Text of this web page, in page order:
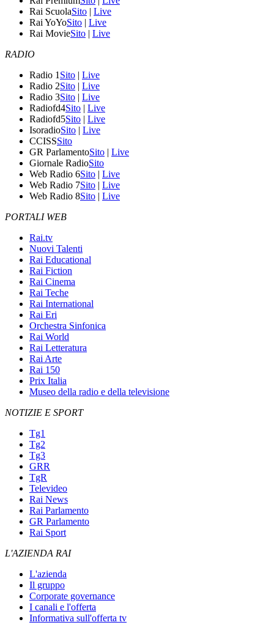
Rai ScuolaSito | Live
Rai YoYoSito | Live
Rai MovieSito | Live
RADIO
Radio 1 Sito | Live
Radio 2Sito | Live
Radio 3Sito | Live
Radiofd4Sito | Live
Radiofd5Sito | Live
IsoradioSito | Live
CCISSSito
GR ParlamentoSito | Live
Giornale RadioSito
Web Radio 6Sito | Live
Web Radio 7Sito | Live
Web Radio 8Sito | Live
PORTALI WEB
Rai.tv
Nuovi Talenti
Rai Educational
Rai Fiction
Rai Cinema
Rai Teche
Rai International
Rai Eri
Orchestra Sinfonica
Rai World
Rai Letteratura
Rai Arte
Rai 150
Prix Italia
Museo della radio e della televisione
NOTIZIE E SPORT
Tg1
Tg2
Tg3
GRR
TgR
Televideo
Rai News
Rai Parlamento
GR Parlamento
Rai Sport
L'AZIENDA RAI
L'azienda
Il gruppo
Corporate governance
I canali e l'offerta
Informativa sull'offerta tv